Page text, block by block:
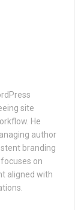
site
He
author
branding
on
aligned with